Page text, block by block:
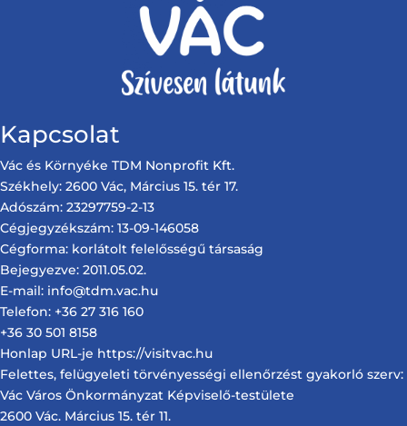
Kapcsolat
Vác és Környéke TDM Nonprofit Kft.
Székhely: 2600 Vác, Március 15. tér 17.
Adószám: 23297759-2-13
Cégjegyzékszám: 13-09-146058
Cégforma: korlátolt felelősségű társaság
Bejegyezve: 2011.05.02.
E-mail: info@tdm.vac.hu
Telefon: +36 27 316 160
+36 30 501 8158
Honlap URL-je https://visitvac.hu
Felettes, felügyeleti törvényességi ellenőrzést gyakorló szerv:
Vác Város Önkormányzat Képviselő-testülete
2600 Vác. Március 15. tér 11.